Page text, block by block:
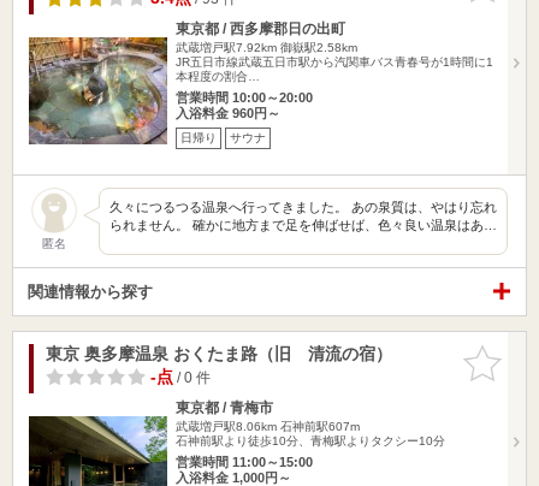
東京都 / 西多摩郡日の出町
武蔵増戸駅7.92km 御嶽駅2.58km
JR五日市線武蔵五日市駅から汽関車バス青春号が1時間に1
本程度の割合…
営業時間 10:00～20:00
入浴料金 960円～
日帰り サウナ
匿名
久々につるつる温泉へ行ってきました。 あの泉質は、やはり忘れ
られません。 確かに地方まで足を伸ばせば、色々良い温泉はあ…
関連情報から探す
お気に入
りに追加
東京 奥多摩温泉 おくたま路（旧 清流の宿）
-点/ 0 件
東京都 / 青梅市
武蔵増戸駅8.06km 石神前駅607m
石神前駅より徒歩10分、青梅駅よりタクシー10分
営業時間 11:00～15:00
入浴料金 1,000円～